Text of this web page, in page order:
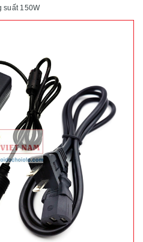
suất 150W